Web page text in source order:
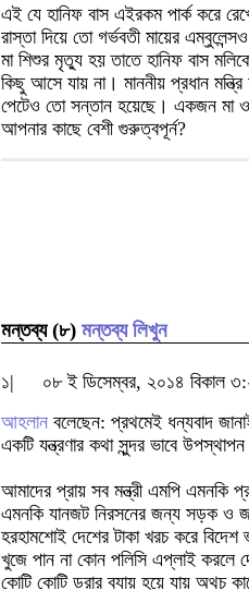
এই যে হানিফ বাস এইরকম পার্ক করে
রাস্তা দিয়ে তো গর্ভবতী মায়ের
মা শিশুর মৃত্যু হয় তাতে হানিফ বাস
কিছু আসে যায় না। মাননীয় প্রধান
পেটেও তো সন্তান হয়েছে। একজন মা ও
আপনার কাছে বেশী গুরুত্বপূর্ন?
মন্তব্য (৮) মন্তব্য লিখুন
১|
০৮ ই ডিসেম্বর, ২০১৪ বিকাল
আহলান বলেছেন: প্রথমেই ধন্যবাদ
একটি যন্ত্রণার কথা সুন্দর ভাবে
আমাদের প্রায় সব মন্ত্রী এমপি এমনকি
এমনকি যানজট নিরসনের জন্য সড়ক ও
হরহামশোই দেশের টাকা খরচ করে
খুজে পান না কোন পলিসি এপ্লাই করলে
কোটি কোটি ডরার ব্যায় হয়ে যায় অথচ